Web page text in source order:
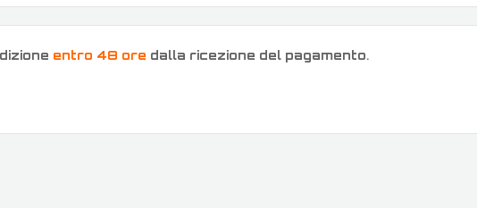
entro 48 ore dalla ricezione del pagamento.